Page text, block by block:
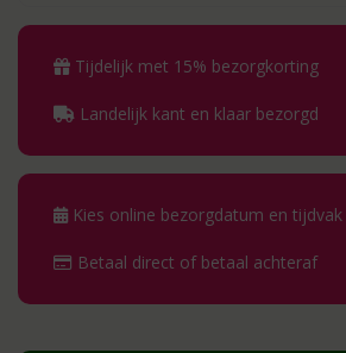
Tijdelijk met 15% bezorgkorting
Landelijk kant en klaar bezorgd
Kies online bezorgdatum en tijdvak
Betaal direct of betaal achteraf